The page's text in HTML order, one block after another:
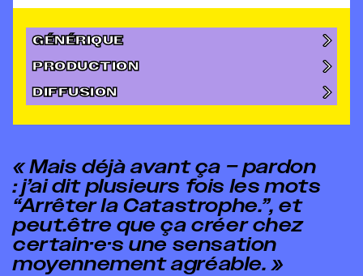
GÉNÉRIQUE
PRODUCTION
DIFFUSION
« Mais déjà avant ça – pardon
: j’ai dit plusieurs fois les mots
“Arrêter la Catastrophe.”, et
peut.être que ça créer chez
certain·e·s une sensation
moyennement agréable. »